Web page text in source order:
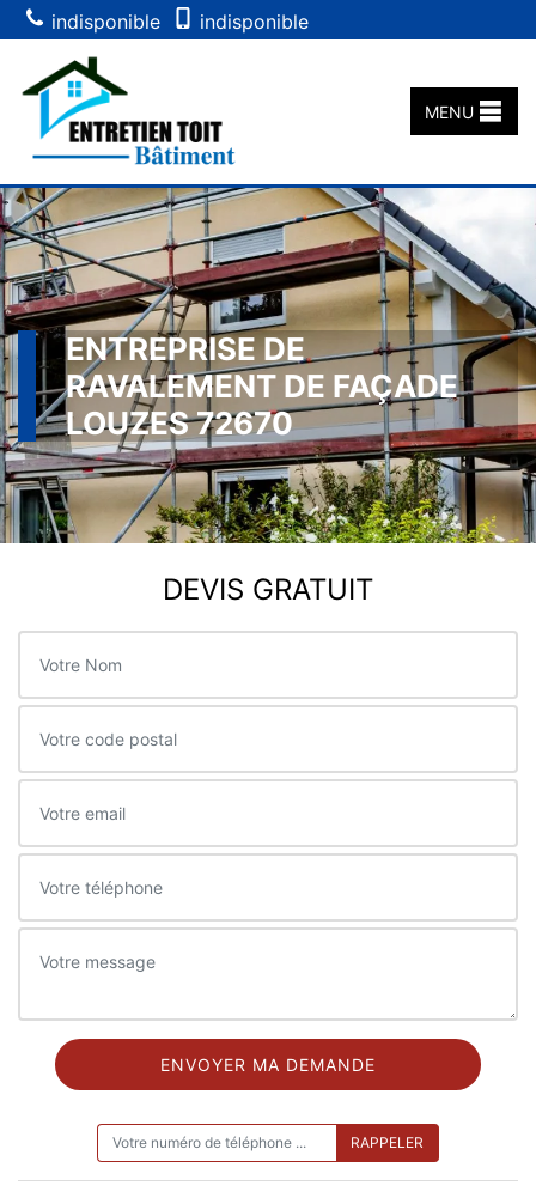
indisponible indisponible
MENU
ENTREPRISE DE
RAVALEMENT DE FAÇADE
LOUZES 72670
DEVIS GRATUIT